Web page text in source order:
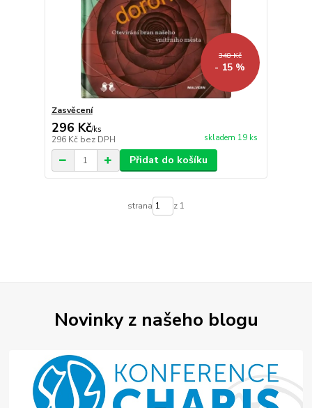
348 Kč
- 15 %
Zasvěcení
296 Kč/ks
296 Kč bez DPH skladem 19 ks
Přidat do košíku
strana z 1
Novinky z našeho blogu